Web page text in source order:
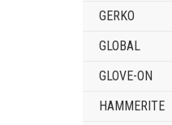
GERKO
GLOBAL
GLOVE-ON
HAMMERITE